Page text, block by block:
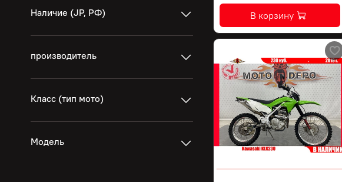
В корзину
Наличие (JP, РФ)
производитель
Класс (тип мото)
Модель